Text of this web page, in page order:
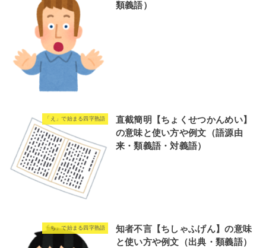
類義語）
「え」で始まる四字熟語
直截簡明【ちょくせつかんめい】
の意味と使い方や例文（語源由
来・類義語・対義語）
「ち」で始まる四字熟語
知者不言【ちしゃふげん】の意味
と使い方や例文（出典・類義語）